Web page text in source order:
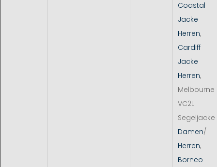
Coastal
Jacke
Herren,
Cardiff
Jacke
Herren,
Melbourne
VC2L
Segeljacke
Damen/
Herren,
Borneo